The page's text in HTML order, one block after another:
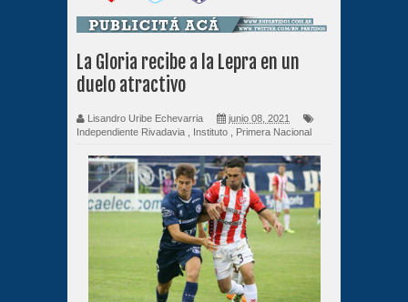
La Gloria recibe a la Lepra en un
duelo atractivo
Lisandro Uribe Echevarria
junio 08, 2021
Independiente Rivadavia
Instituto Primera Nacional